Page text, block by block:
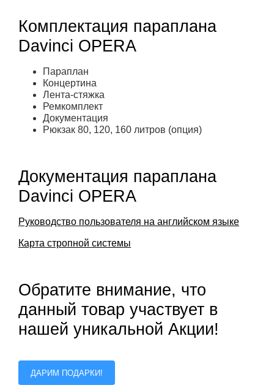
Комплектация параплана
Davinci OPERA
Параплан
Концертина
Лента-стяжка
Ремкомплект
Документация
Рюкзак 80, 120, 160 литров (опция)
Документация параплана
Davinci OPERA
Руководство пользователя на английском языке
Карта стропной системы
Обратите внимание, что
данный товар участвует в
нашей уникальной Акции!
ДАРИМ ПОДАРКИ!